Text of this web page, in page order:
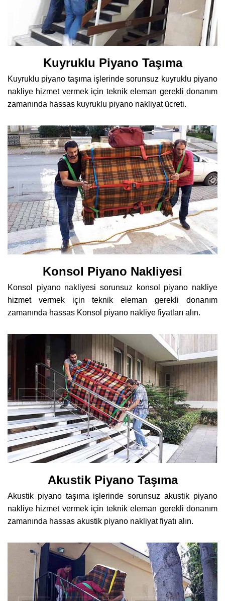
Kuyruklu Piyano Taşıma
Kuyruklu piyano taşıma işlerinde sorunsuz kuyruklu piyano
nakliye hizmet vermek için teknik eleman gerekli donanım
zamanında hassas kuyruklu piyano nakliyat ücreti.
Konsol Piyano Nakliyesi
Konsol piyano nakliyesi sorunsuz konsol piyano nakliye
hizmet vermek için teknik eleman gerekli donanım
zamanında hassas Konsol piyano nakliye fiyatları alın.
Akustik Piyano Taşıma
Akustik piyano taşıma işlerinde sorunsuz akustik piyano
nakliye hizmet vermek için teknik eleman gerekli donanım
zamanında hassas akustik piyano nakliyat fiyatı alın.